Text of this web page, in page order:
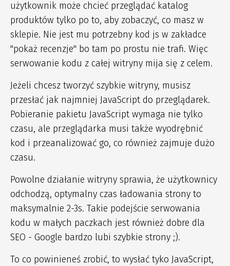
użytkownik może chcieć przeglądać katalog
produktów tylko po to, aby zobaczyć, co masz w
sklepie. Nie jest mu potrzebny kod js w zakładce
"pokaż recenzje" bo tam po prostu nie trafi. Więc
serwowanie kodu z całej witryny mija się z celem.
Jeżeli chcesz tworzyć szybkie witryny, musisz
przesłać jak najmniej JavaScript do przeglądarek.
Pobieranie pakietu JavaScript wymaga nie tylko
czasu, ale przeglądarka musi także wyodrębnić
kod i przeanalizować go, co również zajmuje dużo
czasu.
Powolne działanie witryny sprawia, że użytkownicy
odchodzą, optymalny czas ładowania strony to
maksymalnie 2-3s. Takie podejście serwowania
kodu w małych paczkach jest również dobre dla
SEO - Google bardzo lubi szybkie strony ;).
To co powinieneś zrobić, to wysłać tyko JavaScript,